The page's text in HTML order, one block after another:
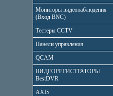
Мониторы видеонаблюдения
(Вход BNC)
Тестеры CCTV
Панели управления
QCAM
ВИДЕОРЕГИСТРАТОРЫ
BestDVR
AXIS